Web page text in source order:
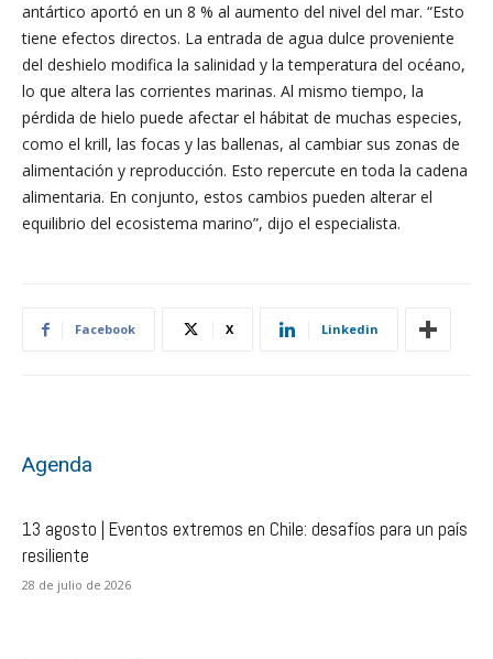
antártico aportó en un 8 % al aumento del nivel del mar. “Esto
tiene efectos directos. La entrada de agua dulce proveniente
del deshielo modifica la salinidad y la temperatura del océano,
lo que altera las corrientes marinas. Al mismo tiempo, la
pérdida de hielo puede afectar el hábitat de muchas especies,
como el krill, las focas y las ballenas, al cambiar sus zonas de
alimentación y reproducción. Esto repercute en toda la cadena
alimentaria. En conjunto, estos cambios pueden alterar el
equilibrio del ecosistema marino”, dijo el especialista.
Facebook X Linkedin
Agenda
13 agosto | Eventos extremos en Chile: desafíos para un país
resiliente
28 de julio de 2026